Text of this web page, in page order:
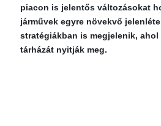
piacon is jelentős változásokat
járművek egyre növekvő
stratégiákban is megjelenik,
tárházát nyitják meg.